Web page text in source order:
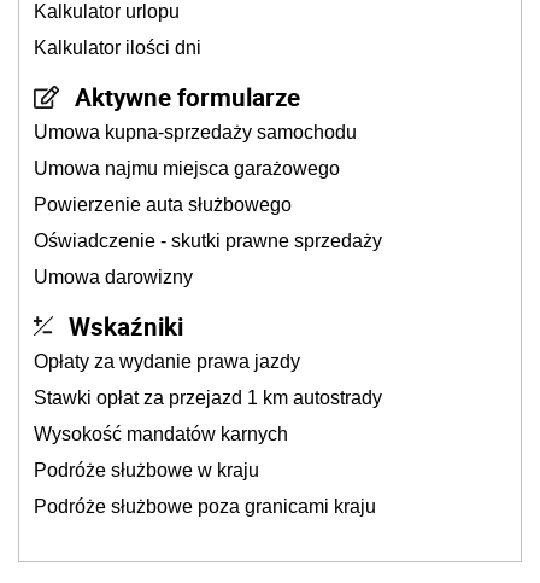
Kalkulator urlopu
Kalkulator ilości dni
Aktywne formularze
Umowa kupna-sprzedaży samochodu
Umowa najmu miejsca garażowego
Powierzenie auta służbowego
Oświadczenie - skutki prawne sprzedaży
Umowa darowizny
Wskaźniki
Opłaty za wydanie prawa jazdy
Stawki opłat za przejazd 1 km autostrady
Wysokość mandatów karnych
Podróże służbowe w kraju
Podróże służbowe poza granicami kraju